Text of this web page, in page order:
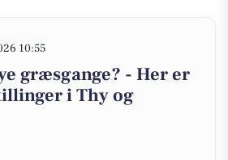
10:55
græsgange? - Her er
i Thy og